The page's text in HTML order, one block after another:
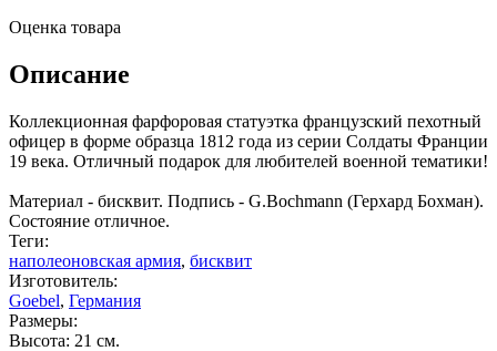
Оценка товара
Описание
Коллекционная фарфоровая статуэтка французский пехотный
офицер в форме образца 1812 года из серии Солдаты Франции
19 века. Отличный подарок для любителей военной тематики!
Материал - бисквит. Подпись - G.Bochmann (Герхард Бохман).
Состояние отличное.
Теги:
наполеоновская армия, бисквит
Изготовитель:
Goebel, Германия
Размеры:
Высота: 21 см.